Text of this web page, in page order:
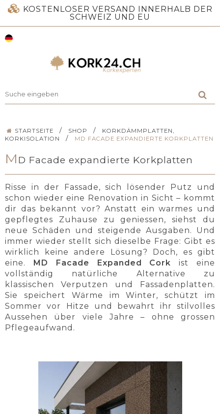
KOSTENLOSER VERSAND INNERHALB DER
SCHWEIZ UND EU
STARTSEITE / SHOP /
KORKDÄMMPLATTEN,
KORKISOLATION
/ MD FACADE EXPANDIERTE KORKPLATTEN
M D Facade expandierte Korkplatten
Risse in der Fassade, sich lösender Putz und
schon wieder eine Renovation in Sicht – kommt
dir das bekannt vor? Anstatt ein warmes und
gepflegtes Zuhause zu geniessen, siehst du
neue Schäden und steigende Ausgaben. Und
immer wieder stellt sich dieselbe Frage: Gibt es
wirklich keine andere Lösung? Doch, es gibt
eine.
MD Facade Expanded Cork ist eine
vollständig natürliche Alternative zu
klassischen Verputzen und Fassadenplatten.
Sie speichert Wärme im Winter, schützt im
Sommer vor Hitze und bewahrt ihr stilvolles
Aussehen über viele Jahre – ohne grossen
Pflegeaufwand.